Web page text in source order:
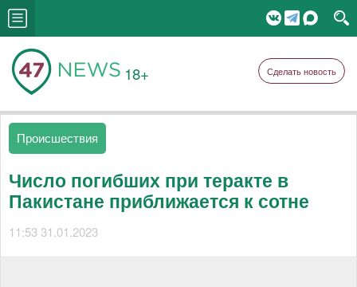
18+ Сделать новость
Происшествия
Число погибших при теракте в
Пакистане приближается к сотне
11:53 31.01.2023